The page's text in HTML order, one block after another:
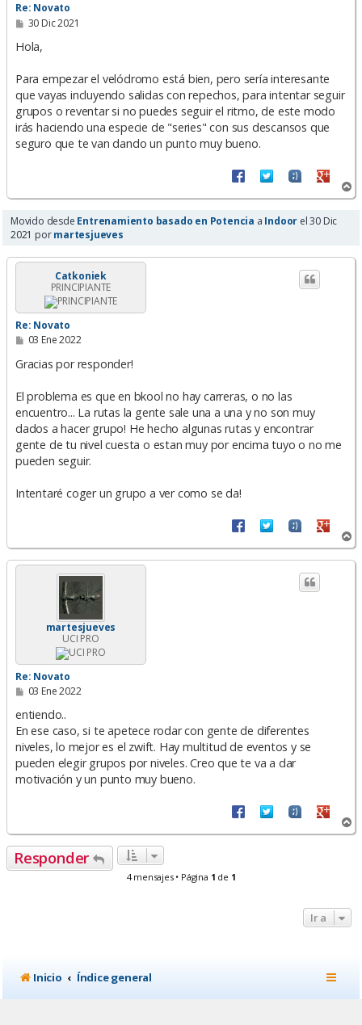
Re: Novato
M
n
j
e
30 Dic 2021
Hola,
Para empezar el velódromo está bien, pero sería interesante
que vayas incluyendo salidas con repechos, para intentar seguir
grupos o reventar si no puedes seguir el ritmo, de este modo
irás haciendo una especie de "series" con sus descansos que
seguro que te van dando un punto muy bueno.
r
a
Movido desde Entrenamiento basado en Potencia a Indoor el 30 Dic
2021 pormartesjueves
Catkoniek
PRINCIPIANTE
Re: Novato
M
n
j
e
03 Ene 2022
Gracias por responder!
El problema es que en bkool no hay carreras, o no las
encuentro... La rutas la gente sale una a una y no son muy
dados a hacer grupo! He hecho algunas rutas y encontrar
gente de tu nivel cuesta o estan muy por encima tuyo o no me
pueden seguir.
Intentaré coger un grupo a ver como se da!
r
r
martesjueves
UCI PRO
Re: Novato
M
n
a
j
e
03 Ene 2022
entiendo..
En ese caso, si te apetece rodar con gente de diferentes
niveles, lo mejor es el zwift. Hay multitud de eventos y se
pueden elegir grupos por niveles. Creo que te va a dar
motivación y un punto muy bueno.
r
Responder
4 mensajes • Página 1 de 1
Ir a
Inicio Índice general